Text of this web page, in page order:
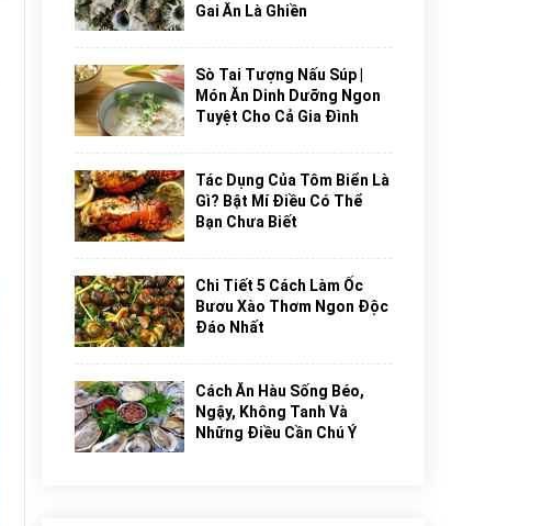
Gai Ăn Là Ghiền
Sò Tai Tượng Nấu Súp |
Món Ăn Dinh Dưỡng Ngon
Tuyệt Cho Cả Gia Đình
Tác Dụng Của Tôm Biển Là
Gì? Bật Mí Điều Có Thể
Bạn Chưa Biết
Chi Tiết 5 Cách Làm Ốc
Bươu Xào Thơm Ngon Độc
Đáo Nhất
Cách Ăn Hàu Sống Béo,
Ngậy, Không Tanh Và
Những Điều Cần Chú Ý